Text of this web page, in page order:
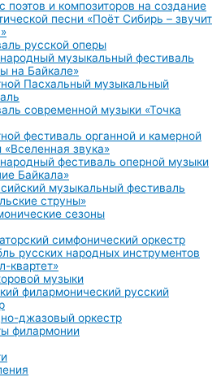
поэтов и композиторов на создание
песни «Поёт Сибирь – звучит
русской оперы
музыкальный фестиваль
на Байкале»
Пасхальный музыкальный
современной музыки «Точка
фестиваль органной и камерной
«Вселенная звука»
фестиваль оперной музыки
Байкала»
музыкальный фестиваль
струны»
сезоны
симфонический оркестр
русских народных инструментов
квартет»
музыки
филармонический русский
джазовый оркестр
филармонии